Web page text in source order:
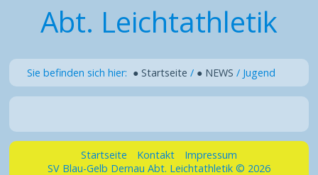
Abt. Leichtathletik
Sie befinden sich hier: ● Startseite / ● NEWS / Jugend
Startseite Kontakt
Impressum
SV Blau-Gelb Dernau Abt. Leichtathletik © 2026